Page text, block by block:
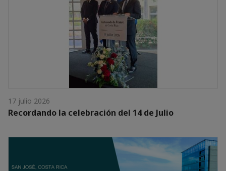
17 julio 2026
Recordando la celebración del 14 de Julio